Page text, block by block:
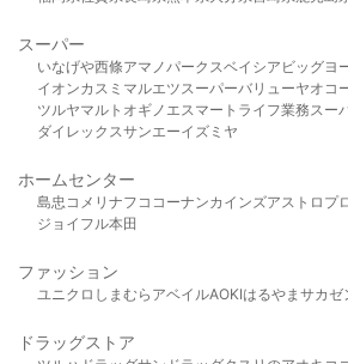
スーパー
いなげや西條アマノパークスベイシア ビッグヨ
イオンカスミ マルエツスーパーバリューヤオコ
ツルヤマルト オギノ エスマート ライフ業務スー
ダイレックスサンエーイズミヤ
ホームセンター
島忠 コメリ ナフコ コーナンカインズアストロプ
ジョイフル本田
ファッション
ユニクロ しまむら アベイルAOKIはるやま サカゼ
ドラッグストア